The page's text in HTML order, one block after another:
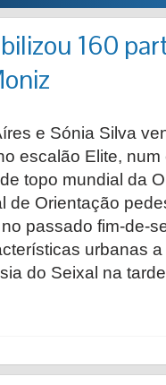
160
e Sónia Silva
escalão Elite,
topo mundial da
de Orientação
passado fim-de-
urbanas
do Seixal na